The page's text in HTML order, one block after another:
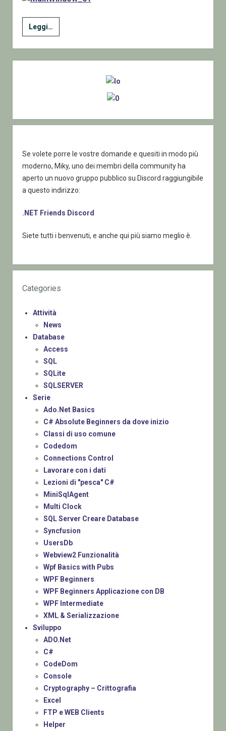
Leggi…
un
foglio
di
Se volete porre le vostre domande e quesiti in modo più
moderno, Miky, uno dei membri della community ha
aperto un nuovo gruppo pubblico su Discord raggiungibile
a questo indirizzo:
.NET Friends Discord
Siete tutti i benvenuti, e anche qui più siamo meglio è.
Categories
Attività
News
Database
Access
SQL
SQLite
SQLSERVER
Serie
Ado.Net Basics
C# Absolute Beginners da dove inizio
Classi di uso comune
Codedom
Connections Control
Lavorare con i dati
Lezioni di "pesca" C#
MiniSqlAgent
Multi Clock
SQL Server Creare Database
Syncfusion
UsersDb
Webview2 Funzionalità
Wpf Basics with Pubs
WPF Beginners
WPF Beginners Applicazione con DB
WPF Intermediate
XML & Serializzazione
Sviluppo
ADO.Net
C#
CodeDom
Console
Cryptography – Crittografia
Excel
FTP e WEB Clients
Helper